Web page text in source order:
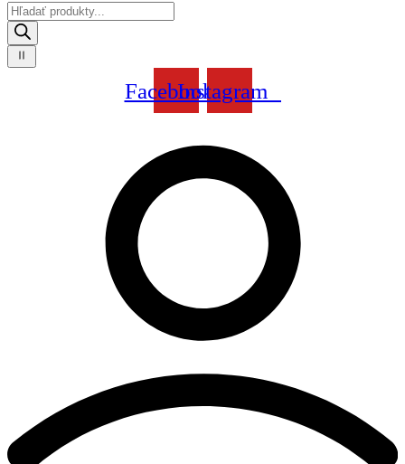
Products
search
FacebookInstagram